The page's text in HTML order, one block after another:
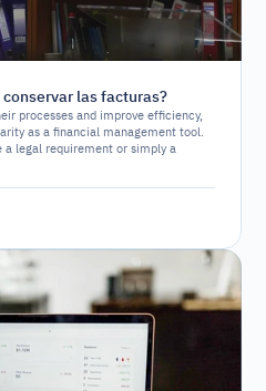
las facturas?
processes and improve efficiency,
as a financial management tool.
a legal requirement or simply a